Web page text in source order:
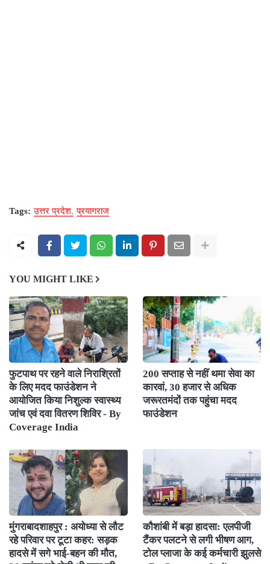
Tags: उत्तर प्रदेश प्रयागराज
YOU MIGHT LIKE
फुटपाथ पर रहने वाले निराश्रितों
के लिए मदद फाउंडेशन ने
आयोजित किया निशुल्क स्वास्थ्य
जांच एवं दवा वितरण शिविर - By
Coverage India
200 सप्ताह से नहीं थमा सेवा का
कारवां, 30 हजार से अधिक
जरूरतमंदों तक पहुंचा मदद
फाउंडेशन
मुंगराबादशाहपुर : अयोध्या से लौट
रहे परिवार पर टूटा कहर: सड़क
हादसे में सगे भाई-बहन की मौत,
कौशांबी में बड़ा हादसा: एलपीजी
टैंकर पलटने से लगी भीषण आग,
टोल प्लाजा के कई कर्मचारी झुलसे